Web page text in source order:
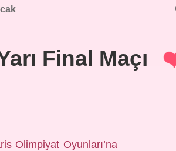
Final Maçı
Olimpiyat Oyunları’na